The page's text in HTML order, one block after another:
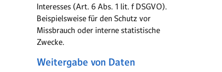
Interesses (Art. 6 Abs. 1 lit. f DSGVO).
Beispielsweise für den Schutz vor
Missbrauch oder interne statistische
Zwecke.
Weitergabe von Daten